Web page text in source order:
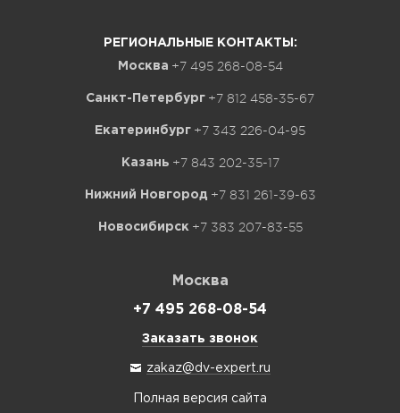
РЕГИОНАЛЬНЫЕ КОНТАКТЫ:
Москва +7 495 268-08-54
Санкт-Петербург +7 812 458-35-67
Екатеринбург +7 343 226-04-95
Казань +7 843 202-35-17
Нижний Новгород +7 831 261-39-63
Новосибирск +7 383 207-83-55
Москва
+7 495 268-08-54
Заказать звонок
zakaz@dv-expert.ru
Полная версия сайта